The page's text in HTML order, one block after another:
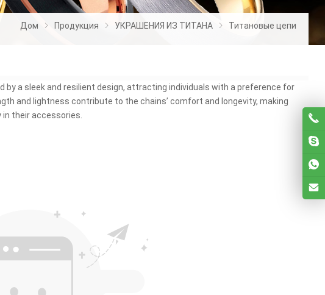
Дом Продукция УКРАШЕНИЯ ИЗ ТИТАНА Титановые цепи
a sleek and resilient design, attracting individuals with a preference for
and lightness contribute to the chains’ comfort and longevity, making
in their accessories